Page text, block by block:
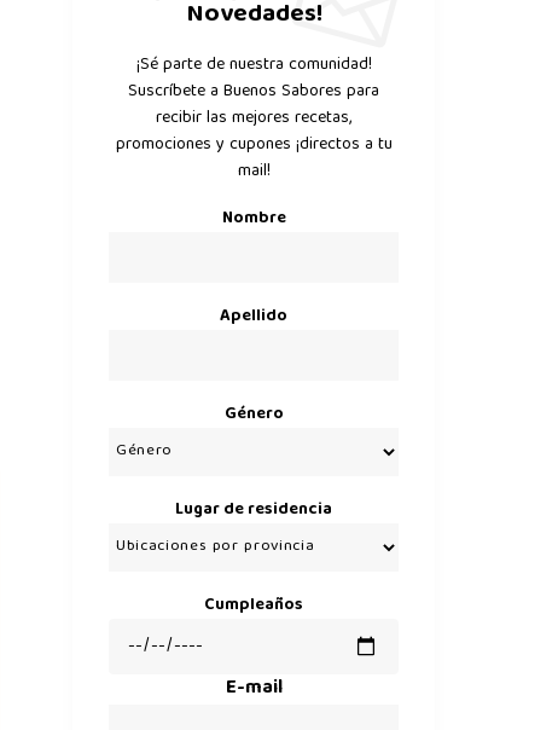
Novedades!
¡Sé parte de nuestra comunidad!
Suscríbete a Buenos Sabores para
recibir las mejores recetas,
promociones y cupones ¡directos a tu
mail!
Nombre
Apellido
Género
Lugar de residencia
Cumpleaños
E-mail